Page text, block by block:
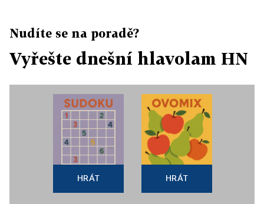
Nudíte se na poradě?
Vyřešte dnešní hlavolam HN
HRÁT HRÁT